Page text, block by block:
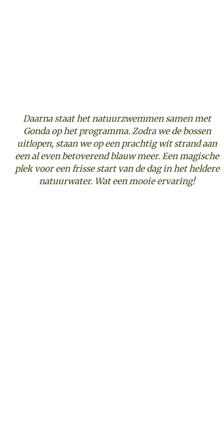
Daarna staat het natuurzwemmen samen met
Gonda op het programma. Zodra we de bossen
uitlopen, staan we op een prachtig wit strand aan
een al even betoverend blauw meer. Een magische
plek voor een frisse start van de dag in het heldere
natuurwater. Wat een mooie ervaring!